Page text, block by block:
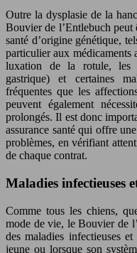
Outre la dysplasie de la
Bouvier de l’Entlebuch peut
santé d’origine génétique,
particulier aux médicaments
luxation de la rotule, les
gastrique) et certaines
fréquentes que les
peuvent également
prolongés. Il est donc
assurance santé qui offre
problèmes, en vérifiant
de chaque contrat.
Maladies infectieuses
Comme tous les chiens,
mode de vie, le Bouvier de
des maladies infectieuses
jeune ou lorsque son